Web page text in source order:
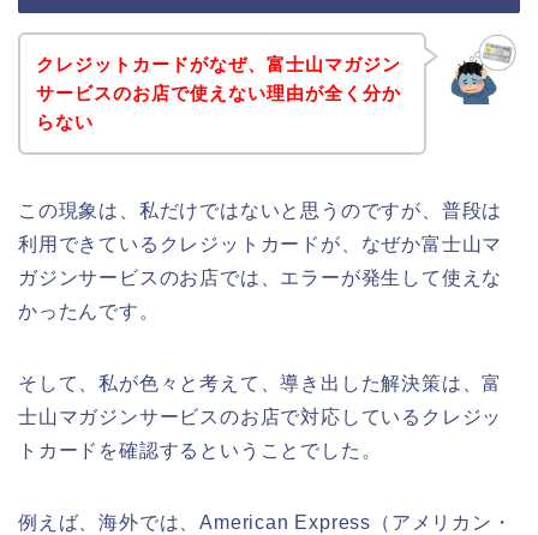
クレジットカードがなぜ、富士山マガジン
サービスのお店で使えない理由が全く分か
らない
この現象は、私だけではないと思うのですが、普段は
利用できているクレジットカードが、なぜか富士山マ
ガジンサービスのお店では、エラーが発生して使えな
かったんです。
そして、私が色々と考えて、導き出した解決策は、富
士山マガジンサービスのお店で対応しているクレジッ
トカードを確認するということでした。
例えば、海外では、American Express（アメリカン・